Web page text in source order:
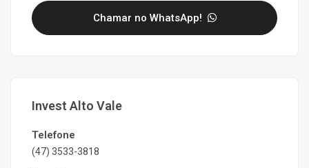
Chamar no WhatsApp!
Invest Alto Vale
Telefone
(47) 3533-3818